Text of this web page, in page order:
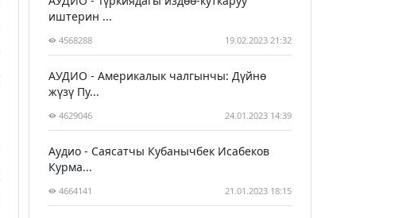
иштерин ...
4568288 19.02.2023 21:32
АУДИО - Америкалык чалгынчы: Дүйнө
жүзү Пу...
4629046 24.01.2023 14:39
Аудио - Саясатчы Кубанычбек Исабеков
Курма...
4664141 21.01.2023 18:15